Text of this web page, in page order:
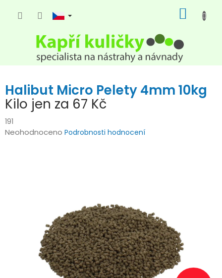
KOŠÍK
Halibut Micro Pelety 4mm 10kg
Kilo jen za 67 Kč
191
Průměrné
Neohodnoceno Podrobnosti hodnocení